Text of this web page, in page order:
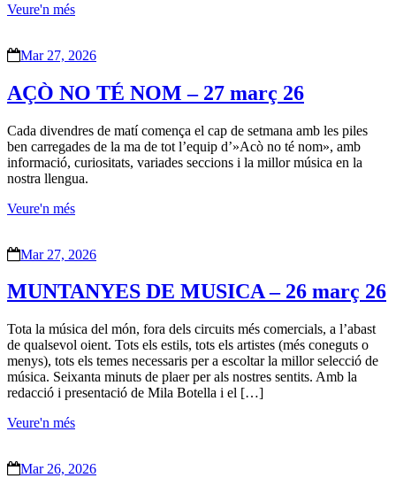
Veure'n més
Mar 27, 2026
AÇÒ NO TÉ NOM – 27 març 26
Cada divendres de matí comença el cap de setmana amb les piles
ben carregades de la ma de tot l’equip d’»Acò no té nom», amb
informació, curiositats, variades seccions i la millor música en la
nostra llengua.
Veure'n més
Mar 27, 2026
MUNTANYES DE MUSICA – 26 març 26
Tota la música del món, fora dels circuits més comercials, a l’abast
de qualsevol oient. Tots els estils, tots els artistes (més coneguts o
menys), tots els temes necessaris per a escoltar la millor selecció de
música. Seixanta minuts de plaer per als nostres sentits. Amb la
redacció i presentació de Mila Botella i el […]
Veure'n més
Mar 26, 2026